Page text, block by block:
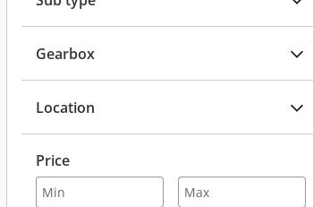
Gearbox
Location
Price